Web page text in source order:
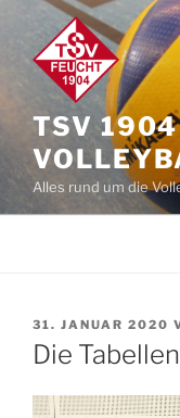
Inhalt
springen
TSV 1904
Alles rund um die
VERÖFFENTLICHT
AM
31. JANUAR 2020
Die